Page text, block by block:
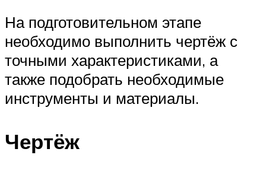
На подготовительном этапе
необходимо выполнить чертёж с
точными характеристиками, а
также подобрать необходимые
инструменты и материалы.
Чертёж